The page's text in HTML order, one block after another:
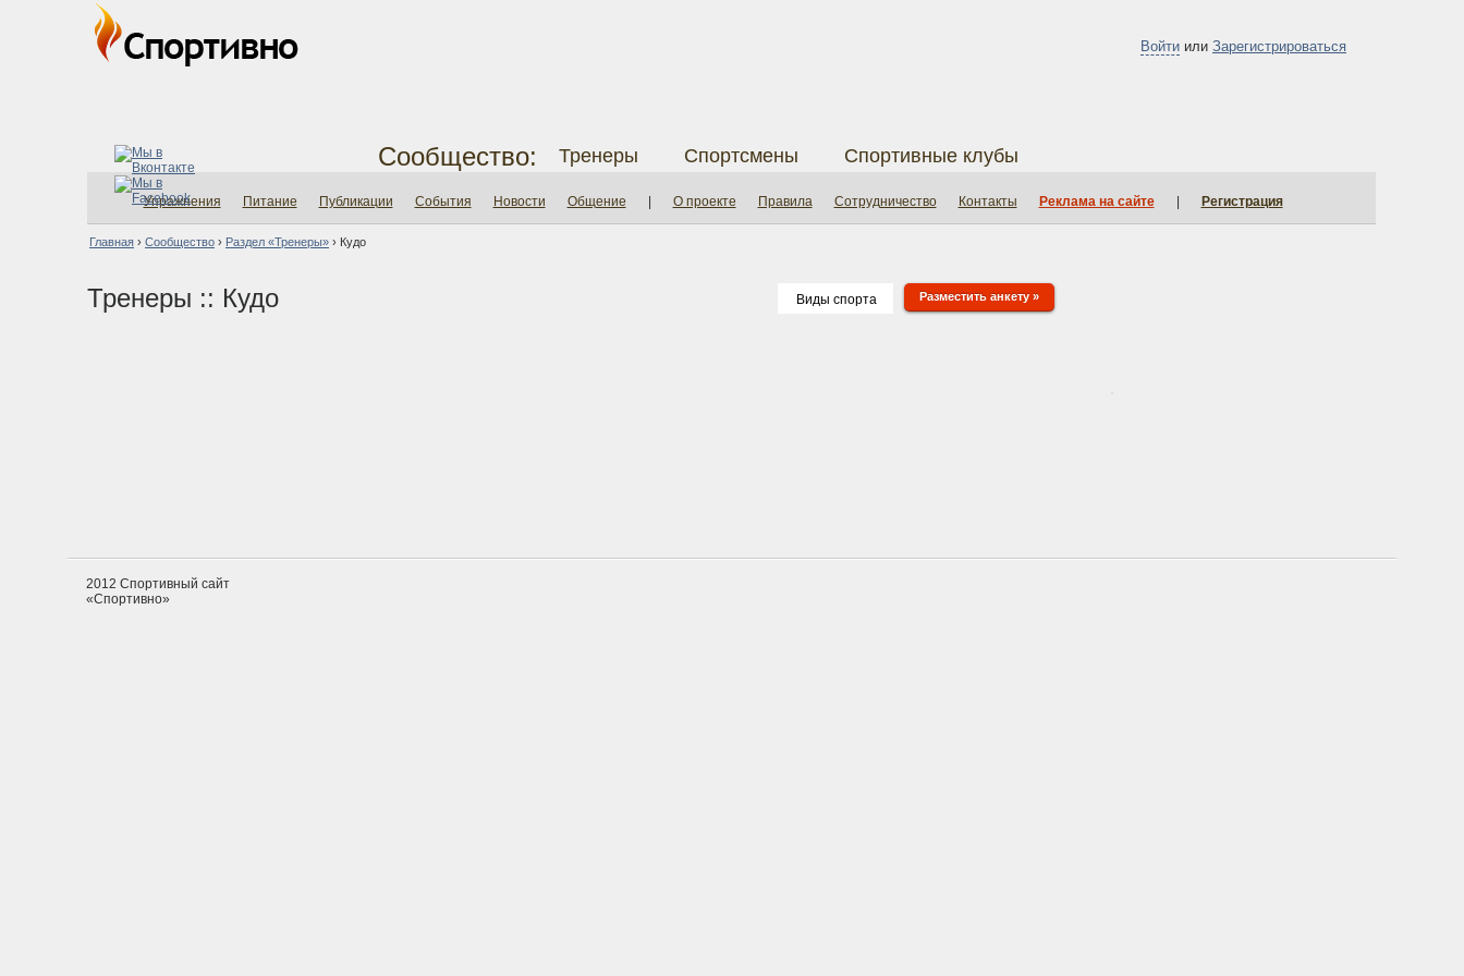
Войти или Зарегистрироваться
Сообщество: Тренеры Спортсмены Спортивные клубы
Упражнения Питание Публикации События Новости Общение О проекте Правила Сотрудничество Контакты Реклама на сайте Регистрация
Главная › Сообщество › Раздел «Тренеры» › Кудо
Разместить анкету »
Виды спорта
Тренеры :: Кудо
2012 Спортивный сайт
«Спортивно»